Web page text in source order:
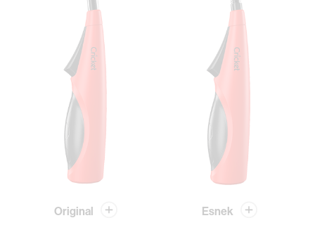
Original Esnek